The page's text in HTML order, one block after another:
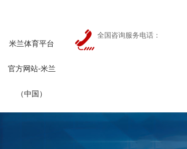
米兰体育平台
官方网站-米兰
（中国）
全国咨询服务电话：